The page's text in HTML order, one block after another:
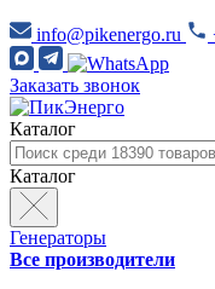
info@pikenergo.ru
Заказать звонок
Каталог
Каталог
Генераторы
Все производители